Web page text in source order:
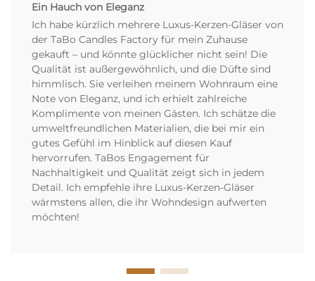
Ein Hauch von Eleganz
Ich habe kürzlich mehrere Luxus-Kerzen-Gläser von
der TaBo Candles Factory für mein Zuhause
gekauft – und könnte glücklicher nicht sein! Die
Qualität ist außergewöhnlich, und die Düfte sind
himmlisch. Sie verleihen meinem Wohnraum eine
Note von Eleganz, und ich erhielt zahlreiche
Komplimente von meinen Gästen. Ich schätze die
umweltfreundlichen Materialien, die bei mir ein
gutes Gefühl im Hinblick auf diesen Kauf
hervorrufen. TaBos Engagement für
Nachhaltigkeit und Qualität zeigt sich in jedem
Detail. Ich empfehle ihre Luxus-Kerzen-Gläser
wärmstens allen, die ihr Wohndesign aufwerten
möchten!